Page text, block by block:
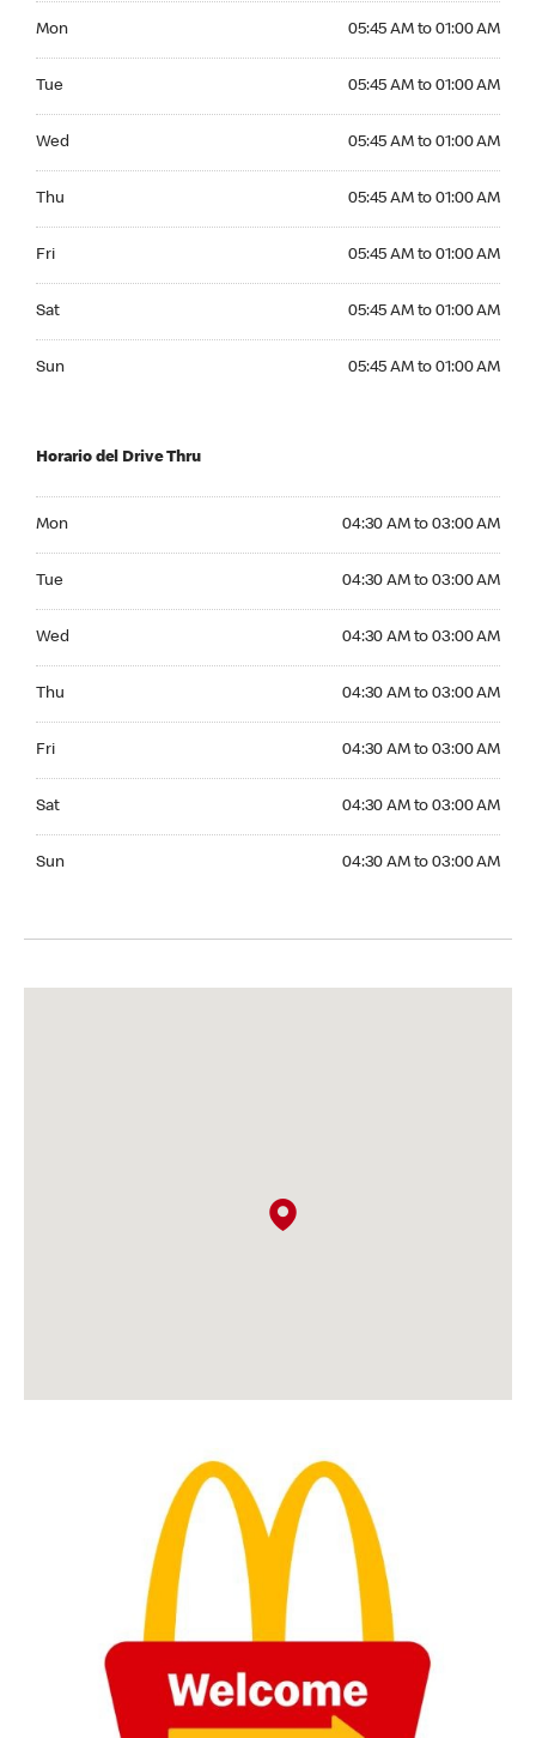
Mon 05:45 AM to 01:00 AM
Tue 05:45 AM to 01:00 AM
Wed 05:45 AM to 01:00 AM
Thu 05:45 AM to 01:00 AM
Fri 05:45 AM to 01:00 AM
Sat 05:45 AM to 01:00 AM
Sun 05:45 AM to 01:00 AM
Horario del Drive Thru
Mon 04:30 AM to 03:00 AM
Tue 04:30 AM to 03:00 AM
Wed 04:30 AM to 03:00 AM
Thu 04:30 AM to 03:00 AM
Fri 04:30 AM to 03:00 AM
Sat 04:30 AM to 03:00 AM
Sun 04:30 AM to 03:00 AM